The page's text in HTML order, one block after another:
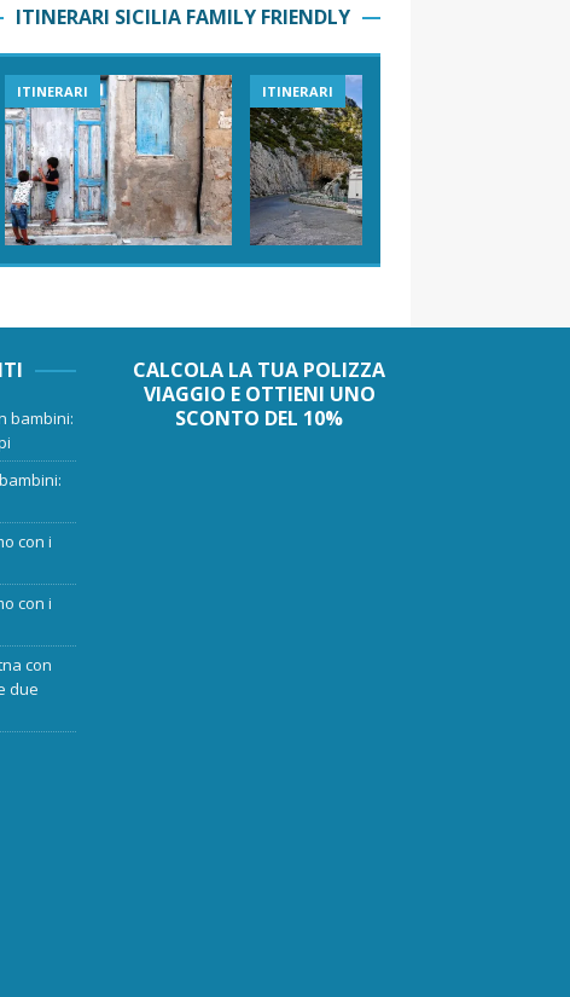
ITINERARI SICILIA FAMILY FRIENDLY
ITINERARI ITINERARI
bambini:
con i
con i
con
due
CALCOLA LA TUA POLIZZA
VIAGGIO E OTTIENI UNO
SCONTO DEL 10%